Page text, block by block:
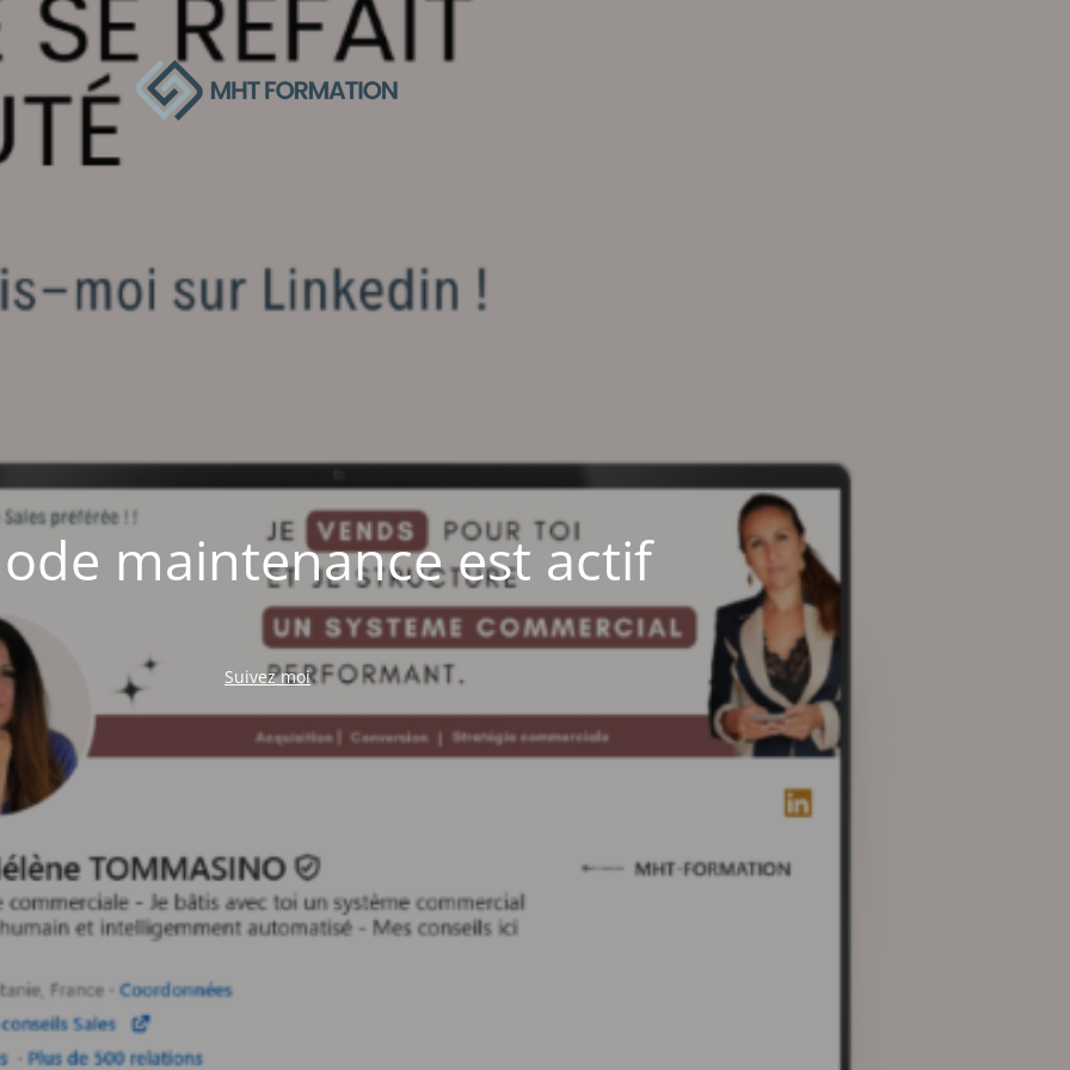
maintenance est actif
Suivez moi